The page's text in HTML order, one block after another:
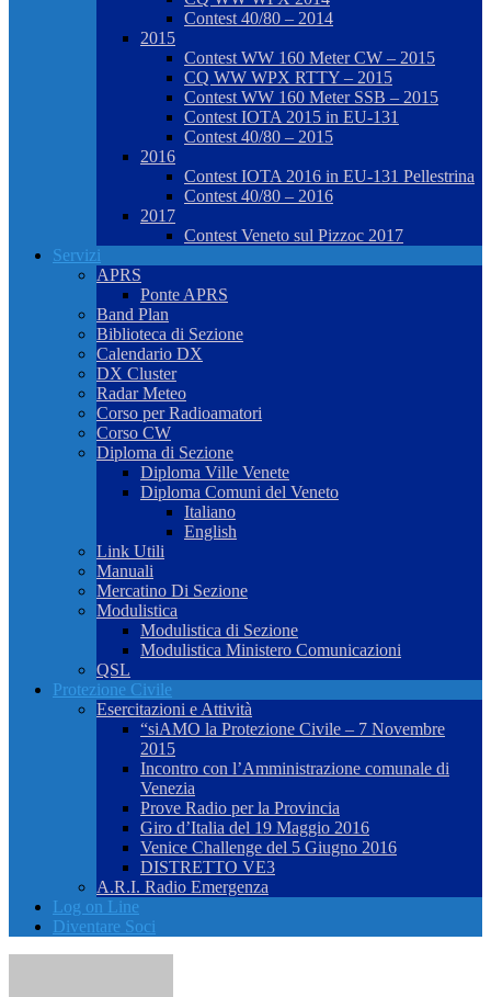
Contest 40/80 – 2014
2015
Contest WW 160 Meter CW – 2015
CQ WW WPX RTTY – 2015
Contest WW 160 Meter SSB – 2015
Contest IOTA 2015 in EU-131
Contest 40/80 – 2015
2016
Contest IOTA 2016 in EU-131 Pellestrina
Contest 40/80 – 2016
2017
Contest Veneto sul Pizzoc 2017
Servizi
APRS
Ponte APRS
Band Plan
Biblioteca di Sezione
Calendario DX
DX Cluster
Radar Meteo
Corso per Radioamatori
Corso CW
Diploma di Sezione
Diploma Ville Venete
Diploma Comuni del Veneto
Italiano
English
Link Utili
Manuali
Mercatino Di Sezione
Modulistica
Modulistica di Sezione
Modulistica Ministero Comunicazioni
QSL
Protezione Civile
Esercitazioni e Attività
“siAMO la Protezione Civile – 7 Novembre
2015
Incontro con l’Amministrazione comunale di
Venezia
Prove Radio per la Provincia
Giro d’Italia del 19 Maggio 2016
Venice Challenge del 5 Giugno 2016
DISTRETTO VE3
A.R.I. Radio Emergenza
Log on Line
Diventare Soci